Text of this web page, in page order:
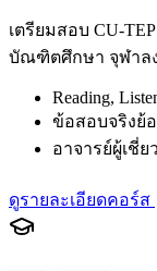
เตรียมสอบ CU-
บัณฑิตศึกษา จุฬาล
Reading,
ข้อสอบจริงย้
อาจารย์ผู้เชี่
ดูรายละเอียดคอร์ส